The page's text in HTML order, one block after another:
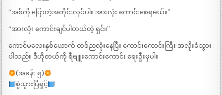
“အစ်ကို ပြောတဲ့အတိုင်းလုပ်ပါ။ အားလုံး ကောင်းစေရမယ်။”
“အားလုံး ကောင်းချင်ပါတယ်တဲ့ ရှင်။”
ကောင်မလေးနှစ်ယောက် တစ်ညလုံးနေပြီး ကောင်းကောင်းကြီး အလိုးခံသွား
ပါသည်။ ဒီဟိုတယ်ကို ရီဗျူးကောင်းကောင်း ရေးဦးမှပါ။
(အခန်း ၅)
စွဲသွားပြီရှင့်